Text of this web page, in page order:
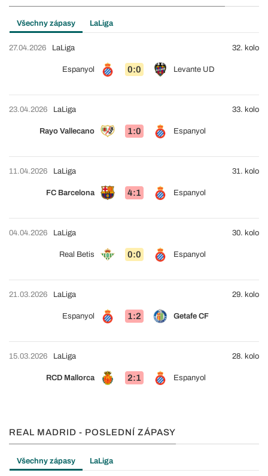
Všechny zápasy LaLiga
27.04.2026
Espanyol 0:0 Levante UD
LaLiga 32. kolo
23.04.2026
Rayo Vallecano 1:0 Espanyol
LaLiga 33. kolo
11.04.2026
FC Barcelona 4:1 Espanyol
LaLiga 31. kolo
04.04.2026
Real Betis 0:0 Espanyol
LaLiga 30. kolo
21.03.2026
Espanyol 1:2 Getafe CF
LaLiga 29. kolo
15.03.2026
RCD Mallorca 2:1 Espanyol
LaLiga 28. kolo
REAL MADRID - POSLEDNÍ ZÁPASY
Všechny zápasy LaLiga